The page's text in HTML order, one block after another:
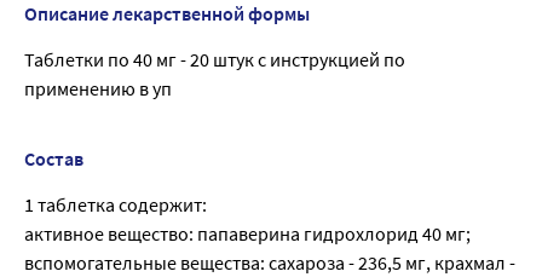
Описание лекарственной формы
Таблетки по 40 мг - 20 штук с инструкцией по
применению в уп
Состав
1 таблетка содержит:
активное вещество: папаверина гидрохлорид 40 мг;
вспомогательные вещества: сахароза - 236,5 мг, крахмал -